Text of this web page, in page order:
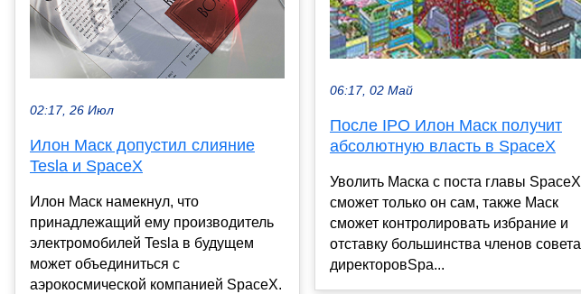
02:17, 26 Июл
Илон Маск допустил слияние
Tesla и SpaceX
Илон Маск намекнул, что
принадлежащий ему производитель
электромобилей Tesla в будущем
может объединиться с
аэрокосмической компанией SpaceX.
06:17, 02 Май
После IPO Илон Маск получит
абсолютную власть в SpaceX
Уволить Маска с поста главы SpaceX
сможет только он сам, также Маск
сможет контролировать избрание и
отставку большинства членов совета
директоровSpa...